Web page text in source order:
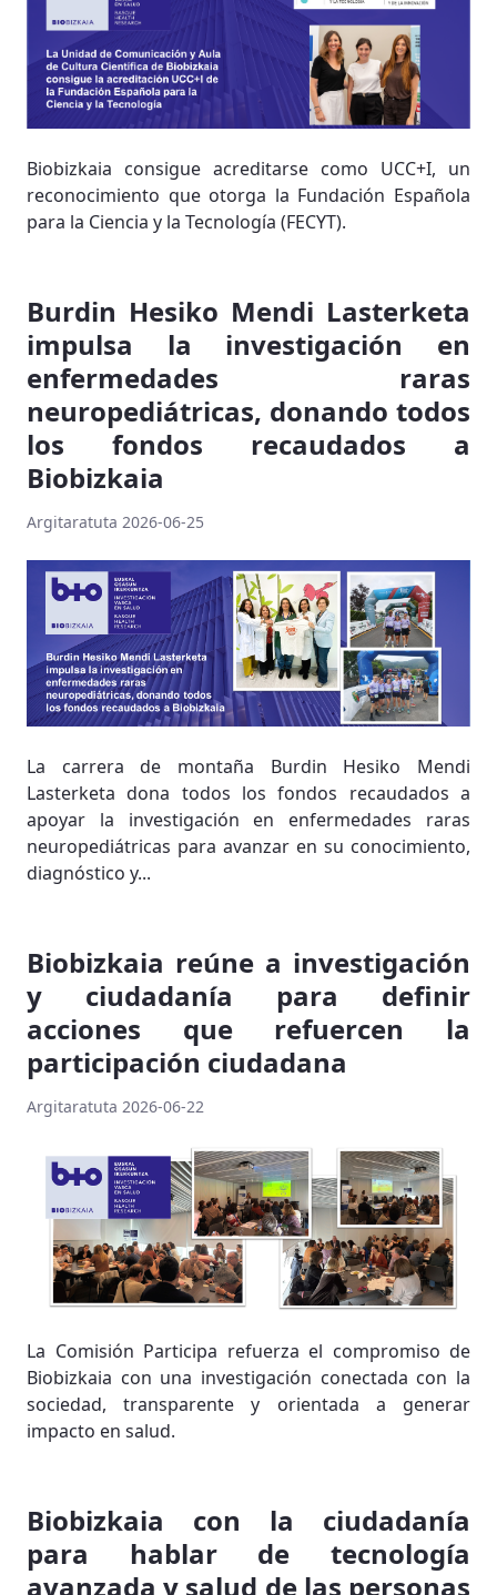
Biobizkaia consigue acreditarse como UCC+I, un
reconocimiento que otorga la Fundación Española
para la Ciencia y la Tecnología (FECYT).
Burdin Hesiko Mendi Lasterketa
impulsa la investigación en
enfermedades raras
neuropediátricas, donando todos
los fondos recaudados a
Biobizkaia
Argitaratuta 2026-06-25
La carrera de montaña Burdin Hesiko Mendi
Lasterketa dona todos los fondos recaudados a
apoyar la investigación en enfermedades raras
neuropediátricas para avanzar en su conocimiento,
diagnóstico y...
Biobizkaia reúne a investigación
y ciudadanía para definir
acciones que refuercen la
participación ciudadana
Argitaratuta 2026-06-22
La Comisión Participa refuerza el compromiso de
Biobizkaia con una investigación conectada con la
sociedad, transparente y orientada a generar
impacto en salud.
Biobizkaia con la ciudadanía
para hablar de tecnología
avanzada y salud de las personas